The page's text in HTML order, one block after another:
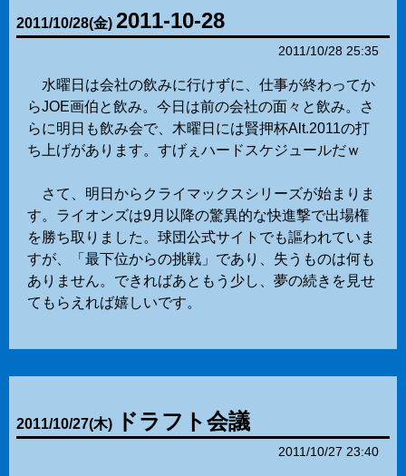
2011/10/28(金) 2011-10-28
2011/10/28 25:35
水曜日は会社の飲みに行けずに、仕事が終わってか
らJOE画伯と飲み。今日は前の会社の面々と飲み。さ
らに明日も飲み会で、木曜日には賢押杯Alt.2011の打
ち上げがあります。すげぇハードスケジュールだｗ
さて、明日からクライマックスシリーズが始まりま
す。ライオンズは9月以降の驚異的な快進撃で出場権
を勝ち取りました。球団公式サイトでも謳われていま
すが、「最下位からの挑戦」であり、失うものは何も
ありません。できればあともう少し、夢の続きを見せ
てもらえれば嬉しいです。
2011/10/27(木) ドラフト会議
2011/10/27 23:40